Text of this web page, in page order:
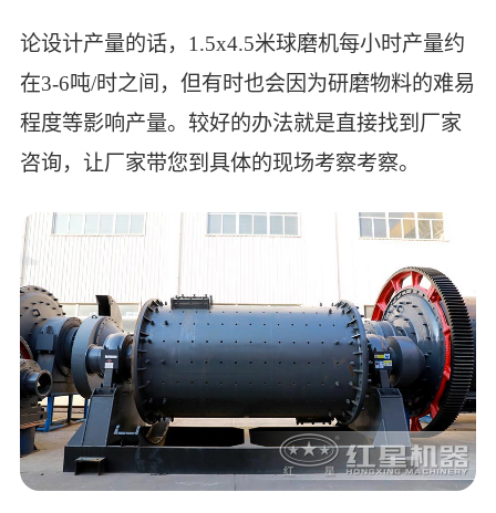
论设计产量的话，1.5x4.5米球磨机每小时产量约
在3-6吨/时之间，但有时也会因为研磨物料的难易
程度等影响产量。较好的办法就是直接找到厂家
咨询，让厂家带您到具体的现场考察考察。